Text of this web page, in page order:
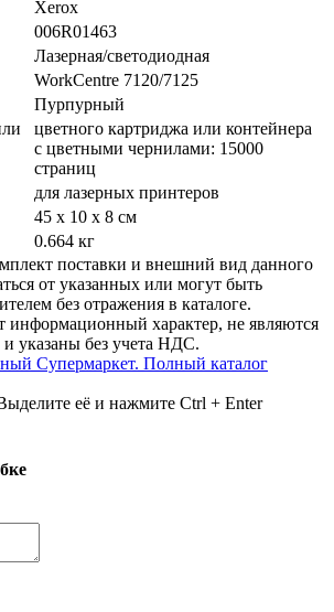
Xerox
006R01463
Лазерная/­светодиодная
WorkCentre 7120/­7125
Пурпурный
цветного картриджа или контейнера
с цветными чернилами: 15000
страниц
для лазерных принтеров
45 x 10 x 8 см
0.664 кг
поставки и внешний вид данного
от указанных или могут быть
без отражения в каталоге.
информационный характер, не являются
указаны без учета НДС.
Cупермаркет. Полный каталог
её и нажмите Ctrl + Enter